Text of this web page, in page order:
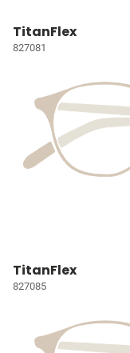
TitanFlex
827081
TitanFlex
827085